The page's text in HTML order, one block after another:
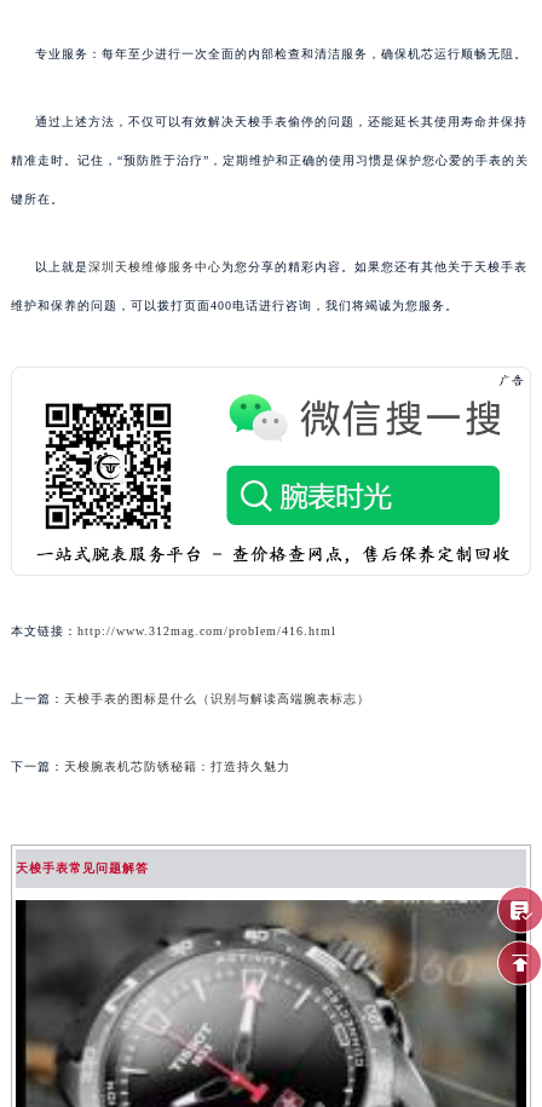
专业服务：每年至少进行一次全面的内部检查和清洁服务，确保机芯运行顺畅无阻。
通过上述方法，不仅可以有效解决天梭手表偷停的问题，还能延长其使用寿命并保持
精准走时。记住，“预防胜于治疗”，定期维护和正确的使用习惯是保护您心爱的手表的关
键所在。
以上就是深圳天梭维修服务中心为您分享的精彩内容。如果您还有其他关于天梭手表
维护和保养的问题，可以拨打页面400电话进行咨询，我们将竭诚为您服务。
本文链接： http://www.312mag.com/problem/416.html
上一篇： 天梭手表的图标是什么（识别与解读高端腕表标志）
下一篇： 天梭腕表机芯防锈秘籍：打造持久魅力
天梭手表常见问题解答